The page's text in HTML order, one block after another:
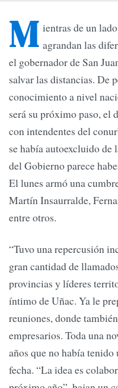
M ientras de un
agrandan las
el gobernador de San
salvar las distancias. De
conocimiento a nivel
será su próximo paso, el
con intendentes del
se había autoexcluido de
del Gobierno parece
El lunes armó una
Martín Insaurralde,
entre otros.
“Tuvo una repercusión
gran cantidad de
provincias y líderes
íntimo de Uñac. Ya le
reuniones, donde
empresarios. Toda una
años que no había
fecha. “La idea es